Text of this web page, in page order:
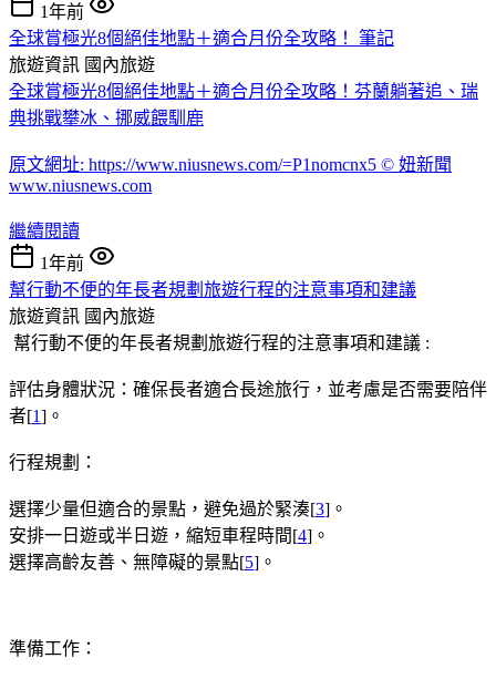
1年前
全球賞極光8個絕佳地點＋適合月份全攻略！ 筆記
旅遊資訊 國內旅遊
全球賞極光8個絕佳地點＋適合月份全攻略！芬蘭躺著追、瑞
典挑戰攀冰、挪威餵馴鹿
原文網址: https://www.niusnews.com/=P1nomcnx5 © 妞新聞
www.niusnews.com
繼續閱讀
1年前
幫行動不便的年長者規劃旅遊行程的注意事項和建議
旅遊資訊 國內旅遊
幫行動不便的年長者規劃旅遊行程的注意事項和建議 :
評估身體狀況：確保長者適合長途旅行，並考慮是否需要陪伴
者[1]。
行程規劃：
選擇少量但適合的景點，避免過於緊湊[3]。
安排一日遊或半日遊，縮短車程時間[4]。
選擇高齡友善、無障礙的景點[5]。
準備工作：